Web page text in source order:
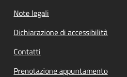
Note legali
Dichiarazione di accessibilità
Contatti
Prenotazione appuntamento